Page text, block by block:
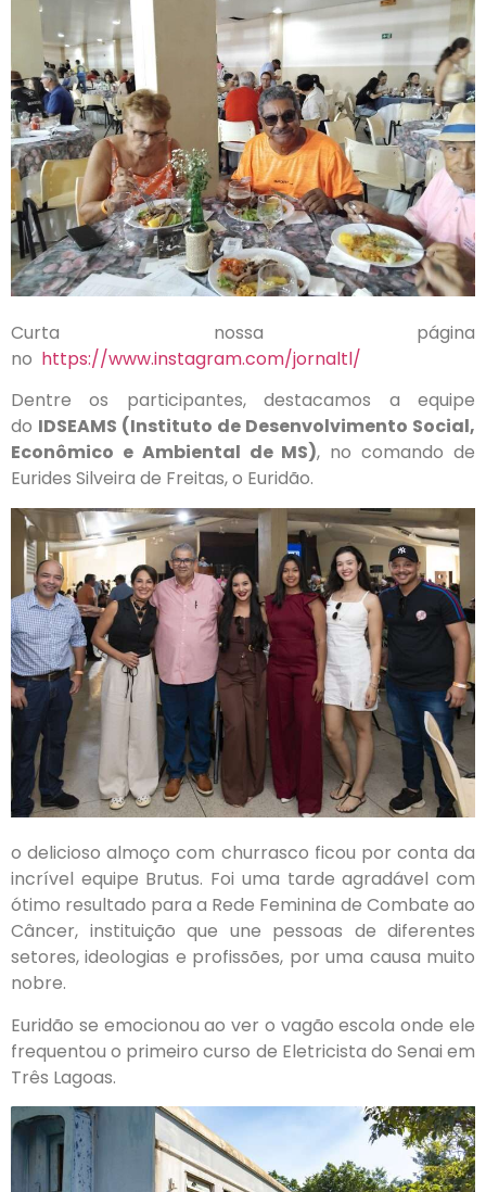
Curta nossa página
no https://www.instagram.com/jornaltl/
Dentre os participantes, destacamos a equipe
do IDSEAMS (Instituto de Desenvolvimento Social,
Econômico e Ambiental de MS), no comando de
Eurides Silveira de Freitas, o Euridão.
o delicioso almoço com churrasco ficou por conta da
incrível equipe Brutus. Foi uma tarde agradável com
ótimo resultado para a Rede Feminina de Combate ao
Câncer, instituição que une pessoas de diferentes
setores, ideologias e profissões, por uma causa muito
nobre.
Euridão se emocionou ao ver o vagão escola onde ele
frequentou o primeiro curso de Eletricista do Senai em
Três Lagoas.